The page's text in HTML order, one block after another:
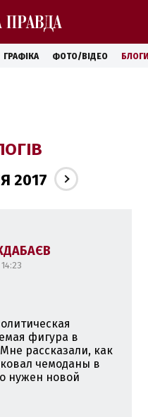
ГРАФІКА ФОТО/ВІДЕО БЛОГИ
2017
фигура в
рассказали, как
чемоданы в
нужен новой